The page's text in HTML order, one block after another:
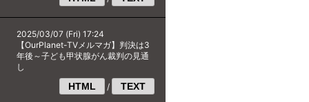
2025/03/07 (Fri) 17:24
【OurPlanet-TVメルマガ】判決は3
年後～子ども甲状腺がん裁判の見通
し
HTML / TEXT